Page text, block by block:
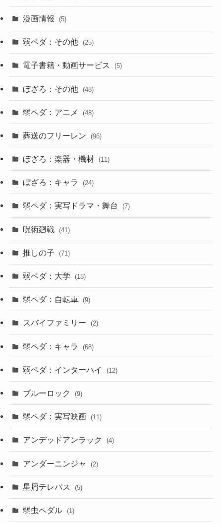
漫画情報 (5)
弱ペダ：その他 (25)
電子書籍・動画サービス (5)
ぼざろ：その他 (48)
弱ペダ：アニメ (48)
葬送のフリーレン (96)
ぼざろ：楽器・機材 (11)
ぼざろ：キャラ (24)
弱ペダ：実写ドラマ・舞台 (7)
呪術廻戦 (41)
推しの子 (71)
弱ペダ：大学 (18)
弱ペダ：自転車 (9)
スパイファミリー (2)
弱ペダ：キャラ (68)
弱ペダ：インターハイ (12)
ブルーロック (9)
弱ペダ：実写映画 (11)
アンデッドアンラック (4)
アンダーニンジャ (2)
星屑テレパス (5)
弱虫ペダル (1)